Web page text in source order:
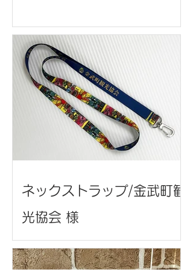
ネックストラップ/金武町観
光協会 様